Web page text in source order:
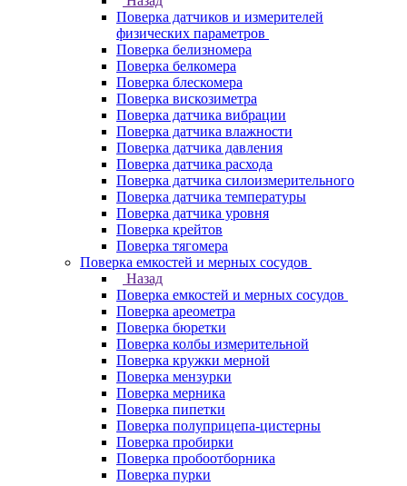
Поверка датчиков и измерителей
физических параметров
Поверка белизномера
Поверка белкомера
Поверка блескомера
Поверка вискозиметра
Поверка датчика вибрации
Поверка датчика влажности
Поверка датчика давления
Поверка датчика расхода
Поверка датчика силоизмерительного
Поверка датчика температуры
Поверка датчика уровня
Поверка крейтов
Поверка тягомера
Поверка емкостей и мерных сосудов
Назад
Поверка емкостей и мерных сосудов
Поверка ареометра
Поверка бюретки
Поверка колбы измерительной
Поверка кружки мерной
Поверка мензурки
Поверка мерника
Поверка пипетки
Поверка полуприцепа-цистерны
Поверка пробирки
Поверка пробоотборника
Поверка пурки